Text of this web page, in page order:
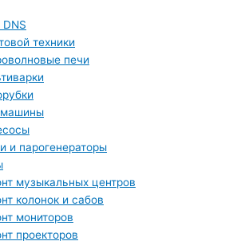
DNS
техники
печи
и парогенераторы
музыкальных центров
колонок и сабов
мониторов
проекторов